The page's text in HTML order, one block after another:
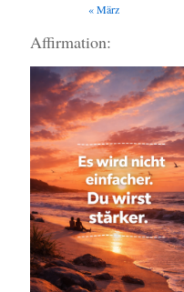
« März
Affirmation: